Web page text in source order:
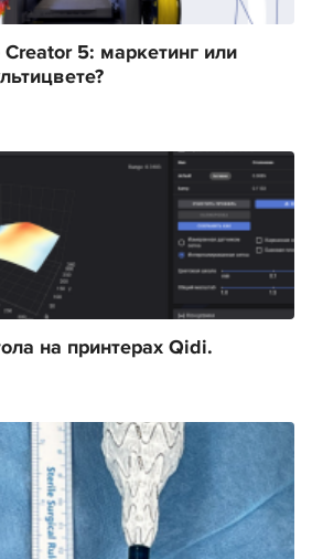
5: маркетинг или
на принтерах Qidi.